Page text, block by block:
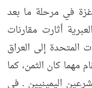
في مرحلة ما بعد
أثارت مقارنات
المتحدة إلى العراق
مهما كان الثمن، كما
اليمينيين ـ في